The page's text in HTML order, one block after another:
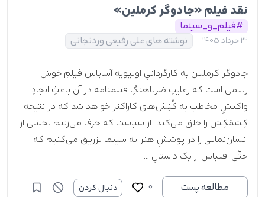
نقد فیلم «جادوگر کرملین»
#فیلم_و_سینما
22 خرداد 1405 نوشته های علی رفیعی وردنجانی
جادوگر کرملین به کارگردانیِ اولیویه آسایاس فیلمِ خوش
ریتمی است که رعایتِ ضرباهنگِ فیلمنامه در آن باعثِ ایجادِ
واکنشِ مخاطب به کُنِش‌های کاراکتر خواهد شد که در نتیجه
کِشمَکِش را خلق می‌کند. از سیاست که حرف می‌زنیم بخشی از
انسان‌نمایی را در پوششِ هنر به سینما تزریق می‌کنیم که
حتّی اقتباس از یک داستانِ ...
مطالعه پست
0 دنبال کردن